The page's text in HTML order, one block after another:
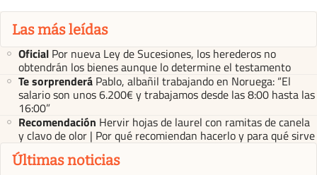
Las más leídas
Oficial Por nueva Ley de Sucesiones, los herederos no
obtendrán los bienes aunque lo determine el testamento
Te sorprenderá Pablo, albañil trabajando en Noruega: “El
salario son unos 6.200€ y trabajamos desde las 8:00 hasta las
16:00”
Recomendación Hervir hojas de laurel con ramitas de canela
y clavo de olor | Por qué recomiendan hacerlo y para qué sirve
Últimas noticias